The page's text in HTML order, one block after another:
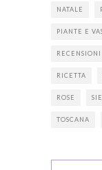
NATALE
PIANTE E
RICETTA
ROSE
TOSCANA